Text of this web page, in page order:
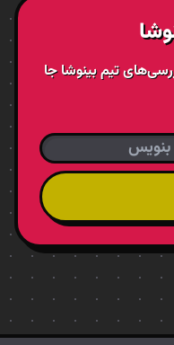
تیم بینوشا جا